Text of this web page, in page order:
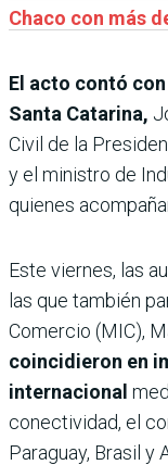
Chaco con más
El acto contó
Santa Catarina,
Civil de la
y el ministro de
quienes
Este viernes, las
las que también
Comercio (MIC),
coincidieron en
internacional
conectividad, el
Paraguay, Brasil y